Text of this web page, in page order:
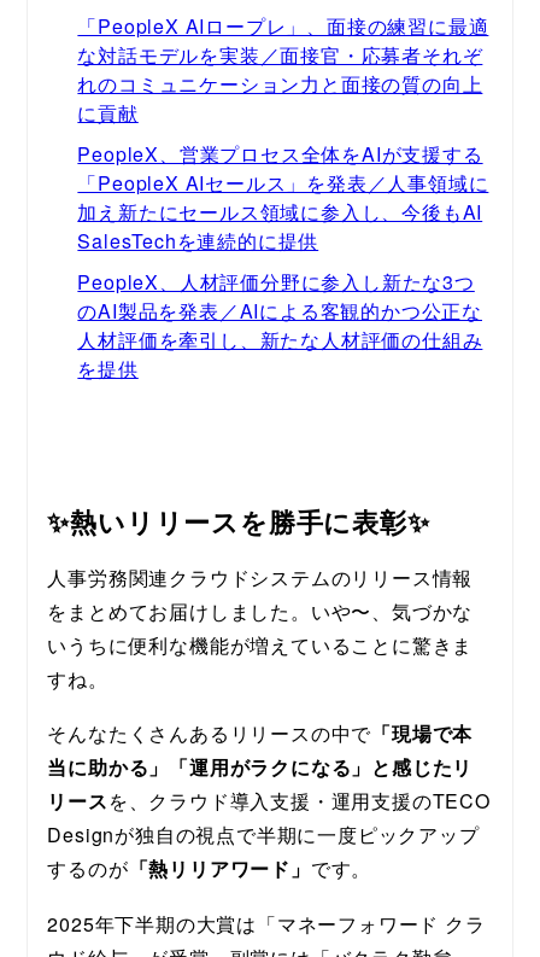
「PeopleX AIロープレ」、面接の練習に最適
な対話モデルを実装／面接官・応募者それぞ
れのコミュニケーション力と面接の質の向上
に貢献
PeopleX、営業プロセス全体をAIが支援する
「PeopleX AIセールス」を発表／人事領域に
加え新たにセールス領域に参入し、今後もAI
SalesTechを連続的に提供
PeopleX、人材評価分野に参入し新たな3つ
のAI製品を発表／AIによる客観的かつ公正な
人材評価を牽引し、新たな人材評価の仕組み
を提供
✨熱いリリースを勝手に表彰✨
人事労務関連クラウドシステムのリリース情報
をまとめてお届けしました。いや〜、気づかな
いうちに便利な機能が増えていることに驚きま
すね。
そんなたくさんあるリリースの中で 「現場で本
当に助かる」「運用がラクになる」と感じたリ
リースを、クラウド導入支援・運用支援のTECO
Designが独自の視点で半期に一度ピックアップ
するのが 「熱リリアワード」 です。
2025年下半期の大賞は「マネーフォワード クラ